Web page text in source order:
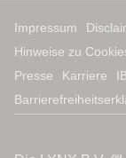
Impressum
Hinweise zu
Presse
Karriere